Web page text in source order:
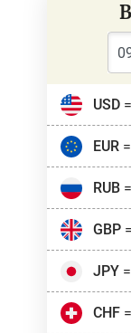
USD
EUR=
RUB=
GBP
JPY=
CHF